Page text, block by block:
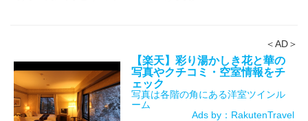
＜AD＞
【楽天】彩り湯かしき花と華の
写真やクチコミ・空室情報をチ
ェック
写真は各階の角にある洋室ツインル
ーム
Ads by：RakutenTravel